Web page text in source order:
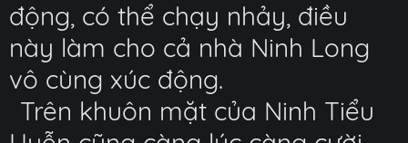
động, có thể chạy nhảy, điều
này làm cho cả nhà Ninh Long
vô cùng xúc động.
Trên khuôn mặt của Ninh Tiểu